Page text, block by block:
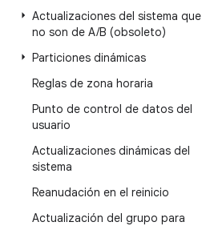
Actualizaciones del sistema que
no son de A/B (obsoleto)
Particiones dinámicas
Reglas de zona horaria
Punto de control de datos del
usuario
Actualizaciones dinámicas del
sistema
Reanudación en el reinicio
Actualización del grupo para